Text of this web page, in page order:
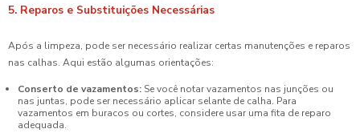
5. Reparos e Substituições Necessárias
Após a limpeza, pode ser necessário realizar certas manutenções e reparos
nas calhas. Aqui estão algumas orientações:
Conserto de vazamentos: Se você notar vazamentos nas junções ou
nas juntas, pode ser necessário aplicar selante de calha. Para
vazamentos em buracos ou cortes, considere usar uma fita de reparo
adequada.